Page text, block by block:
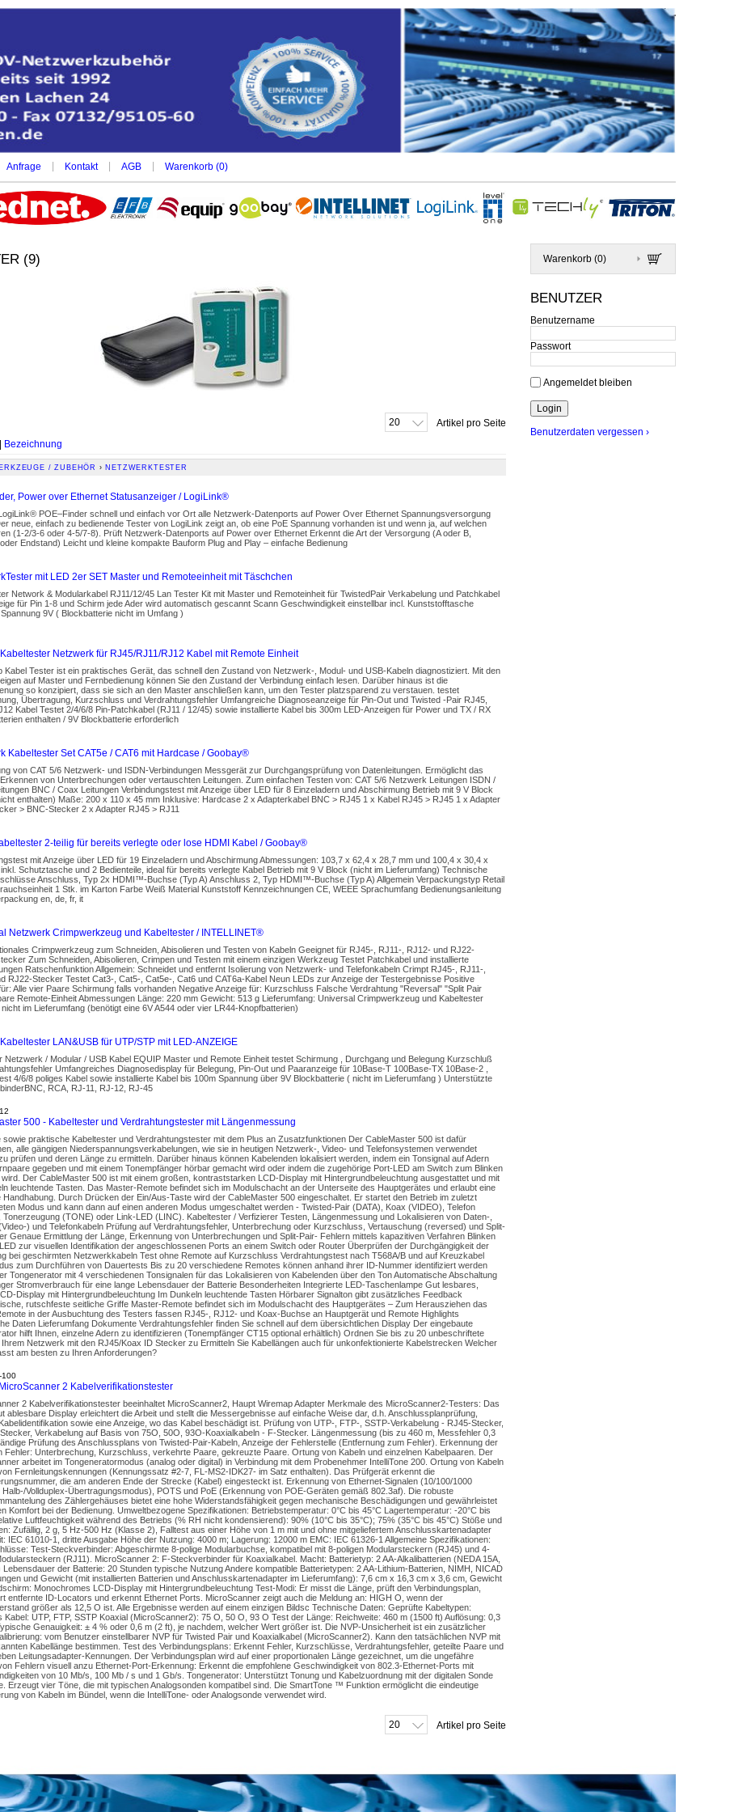
Anfrage Kontakt AGB Warenkorb (0)
Warenkorb (0)
BENUTZER
Benutzername
Passwort
Angemeldet bleiben
Benutzerdaten vergessen ›
(9)
20
Artikel pro Seite
| Bezeichnung
/ ZUBEHÖR › NETZWERKTESTER
Power over Ethernet Statusanzeiger / LogiLink®
POE–Finder schnell und einfach vor Ort alle Netzwerk-Datenports auf Power Over Ethernet Spannungsversorgung
neue, einfach zu bedienende Tester von LogiLink zeigt an, ob eine PoE Spannung vorhanden ist und wenn ja, auf welchen
(1-2/3-6 oder 4-5/7-8). Prüft Netzwerk-Datenports auf Power over Ethernet Erkennt die Art der Versorgung (A oder B,
Endstand) Leicht und kleine kompakte Bauform Plug and Play – einfache Bedienung
mit LED 2er SET Master und Remoteeinheit mit Täschchen
Network & Modularkabel RJ11/12/45 Lan Tester Kit mit Master und Remoteinheit für TwistedPair Verkabelung und Patchkabel
für Pin 1-8 und Schirm jede Ader wird automatisch gescannt Scann Geschwindigkeit einstellbar incl. Kunststofftasche
9V ( Blockbatterie nicht im Umfang )
Netzwerk für RJ45/RJ11/RJ12 Kabel mit Remote Einheit
Kabel Tester ist ein praktisches Gerät, das schnell den Zustand von Netzwerk-, Modul- und USB-Kabeln diagnostiziert. Mit den
auf Master und Fernbedienung können Sie den Zustand der Verbindung einfach lesen. Darüber hinaus ist die
so konzipiert, dass sie sich an den Master anschließen kann, um den Tester platzsparend zu verstauen. testet
Übertragung, Kurzschluss und Verdrahtungsfehler Umfangreiche Diagnoseanzeige für Pin-Out und Twisted -Pair RJ45,
Kabel Testet 2/4/6/8 Pin-Patchkabel (RJ11 / 12/45) sowie installierte Kabel bis 300m LED-Anzeigen für Power und TX / RX
enthalten / 9V Blockbatterie erforderlich
Kabeltester Set CAT5e / CAT6 mit Hardcase / Goobay®
von CAT 5/6 Netzwerk- und ISDN-Verbindungen Messgerät zur Durchgangsprüfung von Datenleitungen. Ermöglicht das
von Unterbrechungen oder vertauschten Leitungen. Zum einfachen Testen von: CAT 5/6 Netzwerk Leitungen ISDN /
BNC / Coax Leitungen Verbindungstest mit Anzeige über LED für 8 Einzeladern und Abschirmung Betrieb mit 9 V Block
enthalten) Maße: 200 x 110 x 45 mm Inklusive: Hardcase 2 x Adapterkabel BNC > RJ45 1 x Kabel RJ45 > RJ45 1 x Adapter
> BNC-Stecker 2 x Adapter RJ45 > RJ11
2-teilig für bereits verlegte oder lose HDMI Kabel / Goobay®
mit Anzeige über LED für 19 Einzeladern und Abschirmung Abmessungen: 103,7 x 62,4 x 28,7 mm und 100,4 x 30,4 x
Schutztasche und 2 Bedienteile, ideal für bereits verlegte Kabel Betrieb mit 9 V Block (nicht im Lieferumfang) Technische
Anschluss, Typ 2x HDMI™-Buchse (Typ A) Anschluss 2, Typ HDMI™-Buchse (Typ A) Allgemein Verpackungstyp Retail
1 Stk. im Karton Farbe Weiß Material Kunststoff Kennzeichnungen CE, WEEE Sprachumfang Bedienungsanleitung
en, de, fr, it
Netzwerk Crimpwerkzeug und Kabeltester / INTELLINET®
Crimpwerkzeug zum Schneiden, Abisolieren und Testen von Kabeln Geeignet für RJ45-, RJ11-, RJ12- und RJ22-
Zum Schneiden, Abisolieren, Crimpen und Testen mit einem einzigen Werkzeug Testet Patchkabel und installierte
Ratschenfunktion Allgemein: Schneidet und entfernt Isolierung von Netzwerk- und Telefonkabeln Crimpt RJ45-, RJ11-,
RJ22-Stecker Testet Cat3-, Cat5-, Cat5e-, Cat6 und CAT6a-Kabel Neun LEDs zur Anzeige der Testergebnisse Positive
Alle vier Paare Schirmung falls vorhanden Negative Anzeige für: Kurzschluss Falsche Verdrahtung "Reversal" "Split Pair
Remote-Einheit Abmessungen Länge: 220 mm Gewicht: 513 g Lieferumfang: Universal Crimpwerkzeug und Kabeltester
nicht im Lieferumfang (benötigt eine 6V A544 oder vier LR44-Knopfbatterien)
LAN&USB für UTP/STP mit LED-ANZEIGE
Netzwerk / Modular / USB Kabel EQUIP Master und Remote Einheit testet Schirmung , Durchgang und Belegung Kurzschluß
Umfangreiches Diagnosedisplay für Belegung, Pin-Out und Paaranzeige für 10Base-T 100Base-TX 10Base-2 ,
4/6/8 poliges Kabel sowie installierte Kabel bis 100m Spannung über 9V Blockbatterie ( nicht im Lieferumfang ) Unterstützte
RCA, RJ-11, RJ-12, RJ-45
500 - Kabeltester und Verdrahtungstester mit Längenmessung
sowie praktische Kabeltester und Verdrahtungstester mit dem Plus an Zusatzfunktionen Der CableMaster 500 ist dafür
alle gängigen Niederspannungsverkabelungen, wie sie in heutigen Netzwerk-, Video- und Telefonsystemen verwendet
prüfen und deren Länge zu ermitteln. Darüber hinaus können Kabelenden lokalisiert werden, indem ein Tonsignal auf Adern
gegeben und mit einem Tonempfänger hörbar gemacht wird oder indem die zugehörige Port-LED am Switch zum Blinken
Der CableMaster 500 ist mit einem großen, kontraststarken LCD-Display mit Hintergrundbeleuchtung ausgestattet und mit
leuchtende Tasten. Das Master-Remote befindet sich im Modulschacht an der Unterseite des Hauptgerätes und erlaubt eine
Handhabung. Durch Drücken der Ein/Aus-Taste wird der CableMaster 500 eingeschaltet. Er startet den Betrieb im zuletzt
Modus und kann dann auf einen anderen Modus umgeschaltet werden - Twisted-Pair (DATA), Koax (VIDEO), Telefon
Tonerzeugung (TONE) oder Link-LED (LINC). Kabeltester / Verfizierer Testen, Längenmessung und Lokalisieren von Daten-,
) und Telefonkabeln Prüfung auf Verdrahtungsfehler, Unterbrechung oder Kurzschluss, Vertauschung (reversed) und Split-
Genaue Ermittlung der Länge, Erkennung von Unterbrechungen und Split-Pair- Fehlern mittels kapazitiven Verfahren Blinken
zur visuellen Identifikation der angeschlossenen Ports an einem Switch oder Router Überprüfen der Durchgängigkeit der
bei geschirmten Netzwerkkabeln Test ohne Remote auf Kurzschluss Verdrahtungstest nach T568A/B und auf Kreuzkabel
zum Durchführen von Dauertests Bis zu 20 verschiedene Remotes können anhand ihrer ID-Nummer identifiziert werden
Tongenerator mit 4 verschiedenen Tonsignalen für das Lokalisieren von Kabelenden über den Ton Automatische Abschaltung
Stromverbrauch für eine lange Lebensdauer der Batterie Besonderheiten Integrierte LED-Taschenlampe Gut lesbares,
Display mit Hintergrundbeleuchtung Im Dunkeln leuchtende Tasten Hörbarer Signalton gibt zusätzliches Feedback
rutschfeste seitliche Griffe Master-Remote befindet sich im Modulschacht des Hauptgerätes – Zum Herausziehen das
in der Ausbuchtung des Testers fassen RJ45-, RJ12- und Koax-Buchse an Hauptgerät und Remote Highlights
Daten Lieferumfang Dokumente Verdrahtungsfehler finden Sie schnell auf dem übersichtlichen Display Der eingebaute
hilft Ihnen, einzelne Adern zu identifizieren (Tonempfänger CT15 optional erhältlich) Ordnen Sie bis zu 20 unbeschriftete
Ihrem Netzwerk mit den RJ45/Koax ID Stecker zu Ermitteln Sie Kabellängen auch für unkonfektionierte Kabelstrecken Welcher
am besten zu Ihren Anforderungen?
100
2 Kabelverifikationstester
2 Kabelverifikationstester beeinhaltet MicroScanner2, Haupt Wiremap Adapter Merkmale des MicroScanner2-Testers: Das
ablesbare Display erleichtert die Arbeit und stellt die Messergebnisse auf einfache Weise dar, d.h. Anschlussplanprüfung,
sowie eine Anzeige, wo das Kabel beschädigt ist. Prüfung von UTP-, FTP-, SSTP-Verkabelung - RJ45-Stecker,
Verkabelung auf Basis von 75O, 50O, 93O-Koaxialkabeln - F-Stecker. Längenmessung (bis zu 460 m, Messfehler 0,3
Prüfung des Anschlussplans von Twisted-Pair-Kabeln, Anzeige der Fehlerstelle (Entfernung zum Fehler). Erkennung der
Fehler: Unterbrechung, Kurzschluss, verkehrte Paare, gekreuzte Paare. Ortung von Kabeln und einzelnen Kabelpaaren. Der
arbeitet im Tongeneratormodus (analog oder digital) in Verbindung mit dem Probenehmer IntelliTone 200. Ortung von Kabeln
Fernleitungskennungen (Kennungssatz #2-7, FL-MS2-IDK27- im Satz enthalten). Das Prüfgerät erkennt die
die am anderen Ende der Strecke (Kabel) eingesteckt ist. Erkennung von Ethernet-Signalen (10/100/1000
Halb-/Vollduplex-Übertragungsmodus), POTS und PoE (Erkennung von POE-Geräten gemäß 802.3af). Die robuste
des Zählergehäuses bietet eine hohe Widerstandsfähigkeit gegen mechanische Beschädigungen und gewährleistet
Komfort bei der Bedienung. Umweltbezogene Spezifikationen: Betriebstemperatur: 0°C bis 45°C Lagertemperatur: -20°C bis
Luftfeuchtigkeit während des Betriebs (% RH nicht kondensierend): 90% (10°C bis 35°C); 75% (35°C bis 45°C) Stöße und
Zufällig, 2 g, 5 Hz-500 Hz (Klasse 2), Falltest aus einer Höhe von 1 m mit und ohne mitgeliefertem Anschlusskartenadapter
IEC 61010-1, dritte Ausgabe Höhe der Nutzung: 4000 m; Lagerung: 12000 m EMC: IEC 61326-1 Allgemeine Spezifikationen:
Test-Steckverbinder: Abgeschirmte 8-polige Modularbuchse, kompatibel mit 8-poligen Modularsteckern (RJ45) und 4-
(RJ11). MicroScanner 2: F-Steckverbinder für Koaxialkabel. Macht: Batterietyp: 2 AA-Alkalibatterien (NEDA 15A,
Lebensdauer der Batterie: 20 Stunden typische Nutzung Andere kompatible Batterietypen: 2 AA-Lithium-Batterien, NIMH, NICAD
und Gewicht (mit installierten Batterien und Anschlusskartenadapter im Lieferumfang): 7,6 cm x 16,3 cm x 3,6 cm, Gewicht
Monochromes LCD-Display mit Hintergrundbeleuchtung Test-Modi: Er misst die Länge, prüft den Verbindungsplan,
entfernte ID-Locators und erkennt Ethernet Ports. MicroScanner zeigt auch die Meldung an: HIGH O, wenn der
größer als 12,5 O ist. Alle Ergebnisse werden auf einem einzigen Bildsc Technische Daten: Geprüfte Kabeltypen:
Kabel: UTP, FTP, SSTP Koaxial (MicroScanner2): 75 O, 50 O, 93 O Test der Länge: Reichweite: 460 m (1500 ft) Auflösung: 0,3
Genauigkeit: ± 4 % oder 0,6 m (2 ft), je nachdem, welcher Wert größer ist. Die NVP-Unsicherheit ist ein zusätzlicher
vom Benutzer einstellbarer NVP für Twisted Pair und Koaxialkabel (MicroScanner2). Kann den tatsächlichen NVP mit
Kabellänge bestimmen. Test des Verbindungsplans: Erkennt Fehler, Kurzschlüsse, Verdrahtungsfehler, geteilte Paare und
Leitungsadapter-Kennungen. Der Verbindungsplan wird auf einer proportionalen Länge gezeichnet, um die ungefähre
Fehlern visuell anzu Ethernet-Port-Erkennung: Erkennt die empfohlene Geschwindigkeit von 802.3-Ethernet-Ports mit
von 10 Mb/s, 100 Mb / s und 1 Gb/s. Tongenerator: Unterstützt Tonung und Kabelzuordnung mit der digitalen Sonde
Erzeugt vier Töne, die mit typischen Analogsonden kompatibel sind. Die SmartTone ™ Funktion ermöglicht die eindeutige
von Kabeln im Bündel, wenn die IntelliTone- oder Analogsonde verwendet wird.
20 Artikel pro Seite